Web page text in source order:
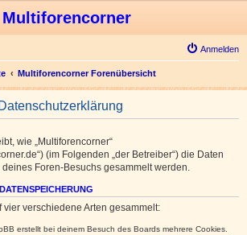
Multiforencorner
Anmelden
Multiforencorner Forenübersicht
wie „Multiforencorner“
(im Folgenden „der Betreiber“) die Daten
Foren-Besuchs gesammelt werden.
vier verschiedene Arten gesammelt:
erstellt bei deinem Besuch des Boards mehrere Cookies.